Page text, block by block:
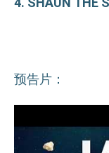
预告片：